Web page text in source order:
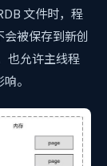
文件时，程
被保存到新创
也允许主线程
。